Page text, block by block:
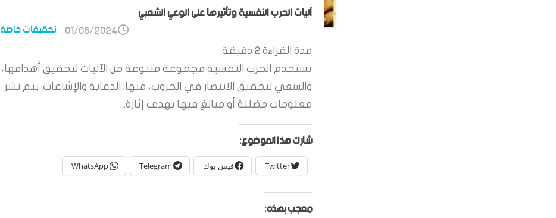
آليات الحرب النفسية وتأثيرها على الوعي الشعبي
تحقيقات خاصة 01/08/2024
مدة القراءة 2 دقيقة
تستخدم الحرب النفسية مجموعة متنوعة من الآليات لتحقيق أهدافها،
والسعي لتحقيق الانتصار في الحروب، منها: الدعاية والإشاعات: يتم نشر
معلومات مضللة أو مبالغ فيها بهدف إثارة...
شارك هذا الموضوع:
Twitter فيس بوك Telegram
WhatsApp
معجب بهذه: